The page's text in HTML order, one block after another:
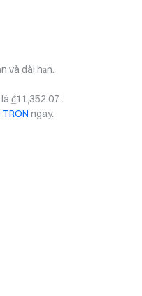
và dài hạn.
₫11,352.07 .
ngay.